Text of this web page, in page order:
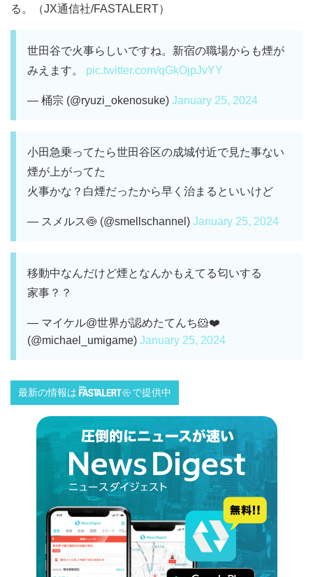
る。（JX通信社/FASTALERT）
世田谷で火事らしいですね。新宿の職場からも煙が
みえます。 pic.twitter.com/qGkOjpJvYY
— 桶宗 (@ryuzi_okenosuke) January 25, 2024
小田急乗ってたら世田谷区の成城付近で見た事ない
煙が上がってた
火事かな？白煙だったから早く治まるといいけど
— スメルス🍥 (@smellschannel) January 25, 2024
移動中なんだけど煙となんかもえてる匂いする
家事？？
— マイケル@世界が認めたてんち🐹❤️
(@michael_umigame) January 25, 2024
最新の情報は で提供中